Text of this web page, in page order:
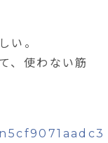
い。
、使わない筋